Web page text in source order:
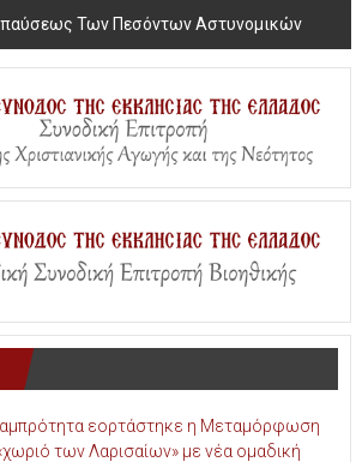
Των Πεσόντων Αστυνομικών
εορτάστηκε η Μεταμόρφωση
των Λαρισαίων» με νέα ομαδική